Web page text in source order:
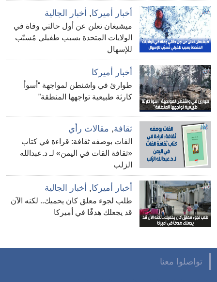
أخبار أميركا, أخبار الجالية
ميشيغان تعلن عن أول حالتي وفاة في
الولايات المتحدة بسبب طفيلي مُسبّب
للإسهال
أخبار أميركا
طوارئ في واشنطن لمواجهة “أسوأ
كارثة طبيعية تواجهها المنطقة”
ثقافة, مقالات رأي
القات بوصفه ثقافة: قراءة في كتاب
«ثقافة القات في اليمن» لـ د.عبدالله
الزلب
أخبار أميركا, أخبار الجالية
طلب لجوء معلق كان يحميك.. لكنه الآن
قد يجعلك هدفًا في أميركا
تواصلوا معنا